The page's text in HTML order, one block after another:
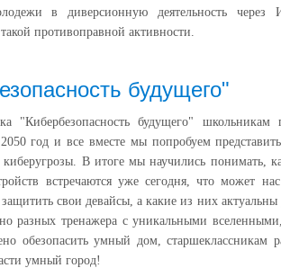
в диверсионную деятельность через
противоправной активности.
будущего"
"Кибербезопасность будущего" школьникам
год и все вместе мы попробуем
В итоге мы научились понимать,
встречаются уже сегодня, что может
свои девайсы, а какие из них актуальны
разных тренажера с уникальными
обезопасить умный дом, старшеклассникам
умный город!